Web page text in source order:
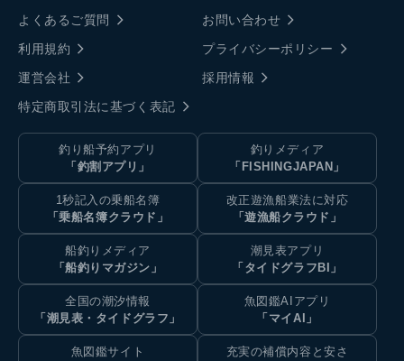
よくあるご質問
お問い合わせ
利用規約
プライバシーポリシー
運営会社
採用情報
特定商取引法に基づく表記
釣り船予約アプリ
「釣割アプリ」
釣りメディア
「FISHINGJAPAN」
1秒記入の乗船名簿
「乗船名簿クラウド」
改正遊漁船業法に対応
「遊漁船クラウド」
船釣りメディア
「船釣りマガジン」
潮見表アプリ
「タイドグラフBI」
全国の潮汐情報
「潮見表・タイドグラフ」
魚図鑑AIアプリ
「マイAI」
魚図鑑サイト
充実の補償内容と安さ